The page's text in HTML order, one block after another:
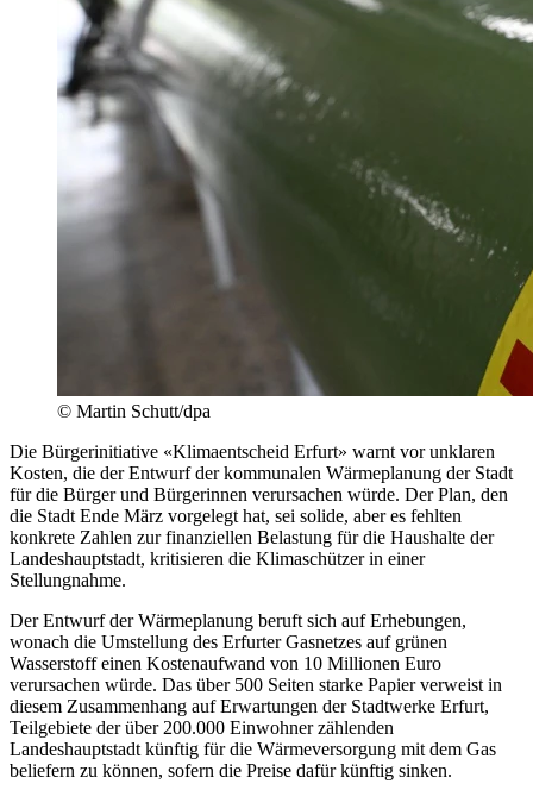
© Martin Schutt/dpa
Die Bürgerinitiative «Klimaentscheid Erfurt» warnt vor unklaren
Kosten, die der Entwurf der kommunalen Wärmeplanung der Stadt
für die Bürger und Bürgerinnen verursachen würde. Der Plan, den
die Stadt Ende März vorgelegt hat, sei solide, aber es fehlten
konkrete Zahlen zur finanziellen Belastung für die Haushalte der
Landeshauptstadt, kritisieren die Klimaschützer in einer
Stellungnahme.
Der Entwurf der Wärmeplanung beruft sich auf Erhebungen,
wonach die Umstellung des Erfurter Gasnetzes auf grünen
Wasserstoff einen Kostenaufwand von 10 Millionen Euro
verursachen würde. Das über 500 Seiten starke Papier verweist in
diesem Zusammenhang auf Erwartungen der Stadtwerke Erfurt,
Teilgebiete der über 200.000 Einwohner zählenden
Landeshauptstadt künftig für die Wärmeversorgung mit dem Gas
beliefern zu können, sofern die Preise dafür künftig sinken.